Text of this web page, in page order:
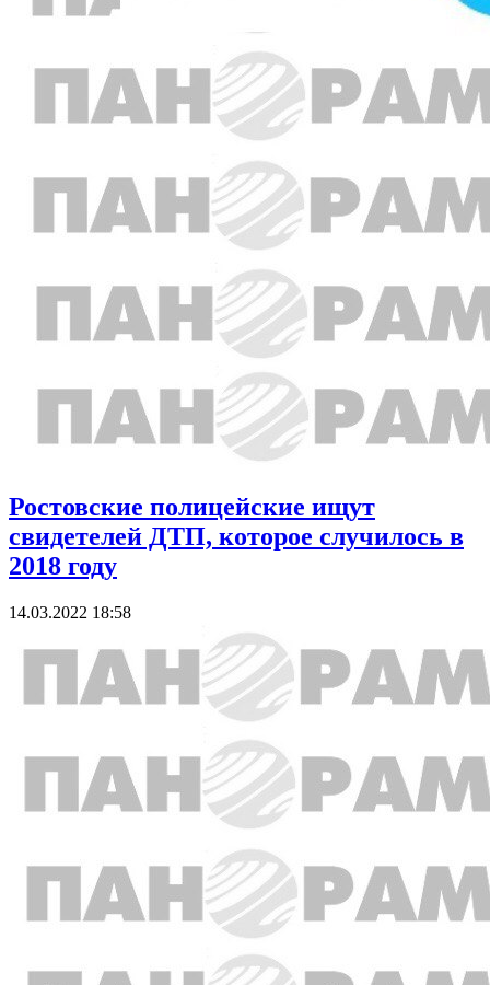
Ростовские полицейские ищут
свидетелей ДТП, которое случилось в
2018 году
14.03.2022 18:58